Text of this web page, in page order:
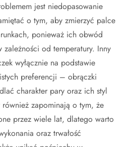
jest niedopasowanie
o tym, aby zmierzyć palce
ponieważ ich obwód
zależności od temperatury. Inny
wyłącznie na podstawie
preferencji – obrączki
charakter pary oraz ich styl
zapominają o tym, że
przez wiele lat, dlatego warto
oraz trwałość